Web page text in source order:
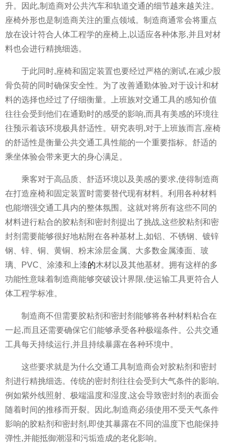
升。因此,制造商对公共汽车和轨道交通的细节越来越关注。
座椅外形也是制造商关注的重点领域。制造商通常会将重点
放在设计符合人体工程学的座椅上,以适应各种体形,并且对材
料也会进行精挑细选。
于此同时,座椅和固定装置也要经过严格的测试,在减少股
骨负荷的同时确保安全性。为了改善通勤体验,对于设计和材
料的选择也经过了仔细衡量。上班族对交通工具的感知价值
往往会受到他们在通勤时的感受的影响,而具有美感的环境往
往预示着该环境极具舒适性。研究表明,对于上班族而言,座椅
的舒适性是衡量公共交通工具性能的一个重要指标。舒适的
乘坐体验会带来更大的身心满足。
乘客对于高品质、舒适环境以及美感的要求,使得制造商
在打造座椅和固定装置时需要替代现有材料。利用各种材料
也能增强交通工具内的整体氛围。这就对将所有这些不同的
材料进行粘合的胶粘剂和密封剂提出了挑战,这些胶粘剂和密
封剂需要能够很好地粘附在各种基材上,如铝、不锈钢、镀锌
钢、锌、铜、黄铜、粉末涂层金属、大多数金属漆面、玻
璃、PVC、涂漆和上漆的木材以及其他基材。拥有这样的多
功能性意味着制造商能够突破设计界限,使运输工具更符合人
体工程学标准。
制造商不但需要胶粘剂和密封剂能够将各种材料粘合在
一起,而且还需要确保它们能够承受各种极端条件。公共交通
工具每天持续运行,并且持续暴露在各种环境中。
这些要求就是为什么交通工具制造商会对胶粘剂和密封
剂进行精挑细选。传统的密封剂往往会受到大气条件的影响,
例如紫外线照射、极端温度和湿度,这会导致密封剂的表面会
随着时间的推移而开裂。因此,制造商必须使用不受天气条件
影响的胶粘剂和密封剂,即使其暴露在不同的温度下也能保持
弹性,并能抵御潮湿和污垢造成的老化影响。